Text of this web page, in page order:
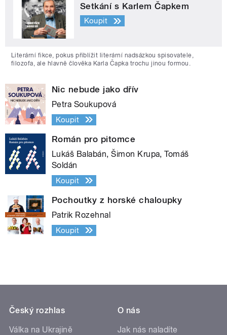
Setkání s Karlem Čapkem
Koupit
Literární fikce, pokus přiblížit literární nadsázkou spisovatele,
filozofa, ale hlavně člověka Karla Čapka trochu jinou formou.
Nic nebude jako dřív
Petra Soukupová
Koupit
Román pro pitomce
Lukáš Balabán, Šimon Krupa, Tomáš
Soldán
Koupit
Pochoutky z horské chaloupky
Patrik Rozehnal
Koupit
Český rozhlas
Válka na Ukrajině
O nás
Jak nás naladíte